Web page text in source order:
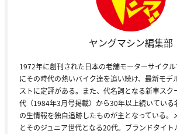
ヤングマシン編集部
1972年に創刊された日本の老舗モーターサイク
にその時代の熱いバイク達を追い続け、最新モデ
ストに定評がある。また、代名詞となる新車ス
代（1984年3月号掲載）から30年以上続いている
の生情報を独自追跡したものが主となっている。
とそのジュニア世代となる20代。ブランドタイト